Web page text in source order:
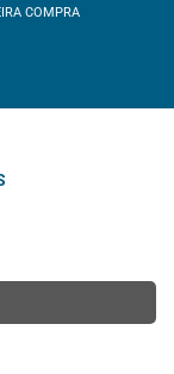
COMPRA